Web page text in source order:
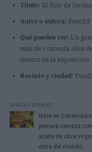
Título: El fluir de las
Autor o autora: Suso33
Qué puedes ver: Un
más de cuarenta años
dentro de la exposición
Recinto y ciudad:
Artículo anterior
Nace en
primera cerveza con
aceite de oliva
extra del mundo